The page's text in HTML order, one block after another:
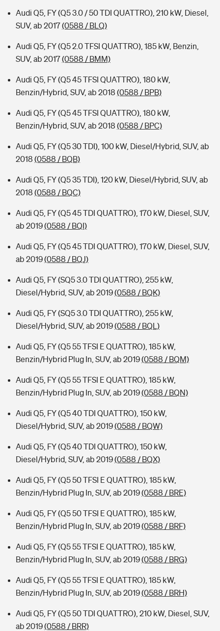
Audi Q5, FY (Q5 3.0 / 50 TDI QUATTRO), 210 kW, Diesel,
SUV, ab 2017(0588 / BLQ)
Audi Q5, FY (Q5 2.0 TFSI QUATTRO), 185 kW, Benzin,
SUV, ab 2017(0588 / BMM)
Audi Q5, FY (Q5 45 TFSI QUATTRO), 180 kW,
Benzin/Hybrid, SUV, ab 2018 (0588 / BPB)
Audi Q5, FY (Q5 45 TFSI QUATTRO), 180 kW,
Benzin/Hybrid, SUV, ab 2018 (0588 / BPC)
Audi Q5, FY (Q5 30 TDI), 100 kW, Diesel/Hybrid, SUV, ab
2018 (0588 / BQB)
Audi Q5, FY (Q5 35 TDI), 120 kW, Diesel/Hybrid, SUV, ab
2018 (0588 / BQC)
Audi Q5, FY (Q5 45 TDI QUATTRO), 170 kW, Diesel, SUV,
ab 2019(0588 / BQI)
Audi Q5, FY (Q5 45 TDI QUATTRO), 170 kW, Diesel, SUV,
ab 2019(0588 / BQJ)
Audi Q5, FY (SQ5 3.0 TDI QUATTRO), 255 kW,
Diesel/Hybrid, SUV, ab 2019(0588 / BQK)
Audi Q5, FY (SQ5 3.0 TDI QUATTRO), 255 kW,
Diesel/Hybrid, SUV, ab 2019(0588 / BQL)
Audi Q5, FY (Q5 55 TFSI E QUATTRO), 185 kW,
Benzin/Hybrid Plug In, SUV, ab 2019(0588 / BQM)
Audi Q5, FY (Q5 55 TFSI E QUATTRO), 185 kW,
Benzin/Hybrid Plug In, SUV, ab 2019(0588 / BQN)
Audi Q5, FY (Q5 40 TDI QUATTRO), 150 kW,
Diesel/Hybrid, SUV, ab 2019(0588 / BQW)
Audi Q5, FY (Q5 40 TDI QUATTRO), 150 kW,
Diesel/Hybrid, SUV, ab 2019(0588 / BQX)
Audi Q5, FY (Q5 50 TFSI E QUATTRO), 185 kW,
Benzin/Hybrid Plug In, SUV, ab 2019(0588 / BRE)
Audi Q5, FY (Q5 50 TFSI E QUATTRO), 185 kW,
Benzin/Hybrid Plug In, SUV, ab 2019(0588 / BRF)
Audi Q5, FY (Q5 55 TFSI E QUATTRO), 185 kW,
Benzin/Hybrid Plug In, SUV, ab 2019(0588 / BRG)
Audi Q5, FY (Q5 55 TFSI E QUATTRO), 185 kW,
Benzin/Hybrid Plug In, SUV, ab 2019(0588 / BRH)
Audi Q5, FY (Q5 50 TDI QUATTRO), 210 kW, Diesel, SUV,
ab 2019(0588 / BRR)